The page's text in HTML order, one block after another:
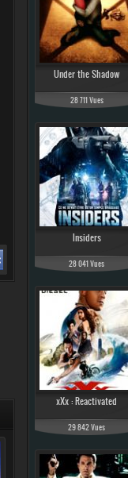
Under the Shadow
28 711 Vues
Insiders
28 041 Vues
xXx : Reactivated
29 842 Vues